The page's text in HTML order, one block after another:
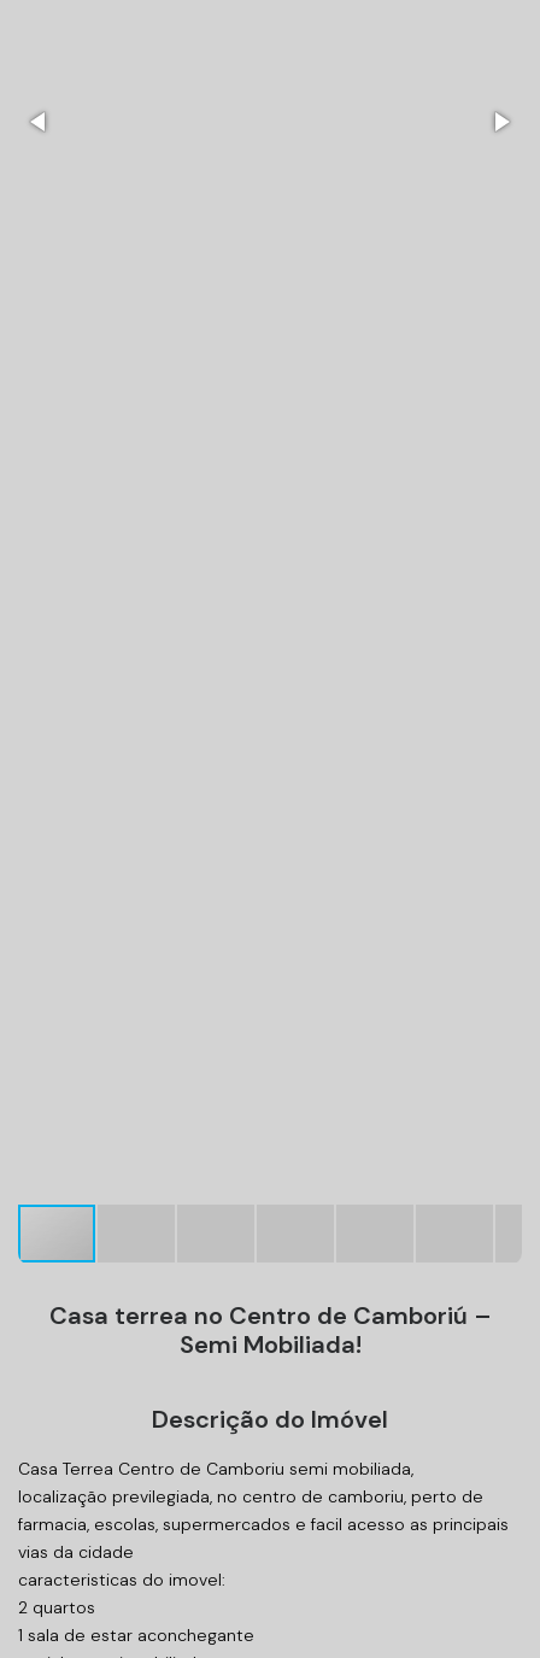
Casa terrea no Centro de Camboriú –
Semi Mobiliada!
Descrição do Imóvel
Casa Terrea Centro de Camboriu semi mobiliada,
localização previlegiada, no centro de camboriu, perto de
farmacia, escolas, supermercados e facil acesso as principais
vias da cidade
caracteristicas do imovel:
2 quartos
1 sala de estar aconchegante